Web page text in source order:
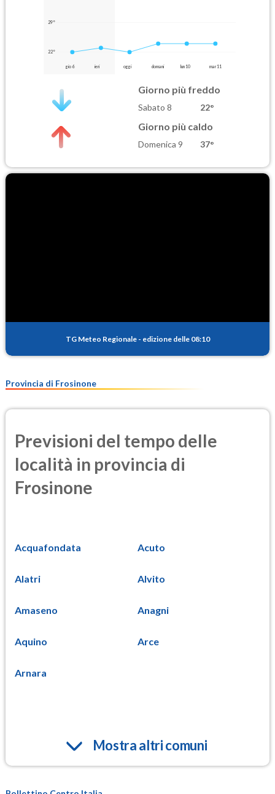
29°
22°
gio 6 ieri oggi domani lun 10 mar 11
Giorno più freddo
Sabato 8 22°
Giorno più caldo
Domenica 9 37°
TG Meteo Regionale - edizione delle 08:10
Provincia di Frosinone
Previsioni del tempo delle
località in provincia di
Frosinone
Acquafondata Acuto
Alatri Alvito
Amaseno Anagni
Aquino Arce
Arnara
Mostra altri comuni